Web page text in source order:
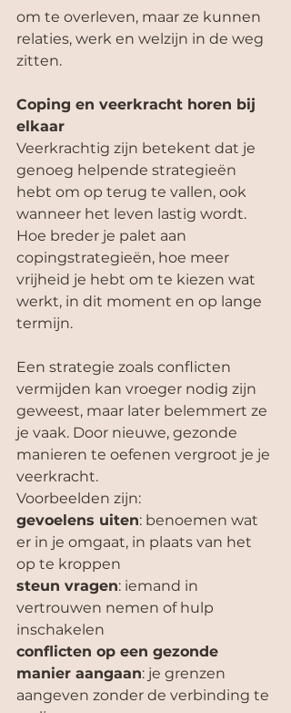
om te overleven, maar ze kunnen
relaties, werk en welzijn in de weg
zitten.
Coping en veerkracht horen bij
elkaar
Veerkrachtig zijn betekent dat je
genoeg helpende strategieën
hebt om op terug te vallen, ook
wanneer het leven lastig wordt.
Hoe breder je palet aan
copingstrategieën, hoe meer
vrijheid je hebt om te kiezen wat
werkt, in dit moment en op lange
termijn.
Een strategie zoals conflicten
vermijden kan vroeger nodig zijn
geweest, maar later belemmert ze
je vaak. Door nieuwe, gezonde
manieren te oefenen vergroot je je
veerkracht.
Voorbeelden zijn:
gevoelens uiten: benoemen wat
er in je omgaat, in plaats van het
op te kroppen
steun vragen: iemand in
vertrouwen nemen of hulp
inschakelen
conflicten op een gezonde
manier aangaan: je grenzen
aangeven zonder de verbinding te